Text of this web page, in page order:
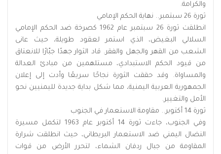
والكرامة.
ثورة 26 سبتمبر.. نهاية الحكم الإمامي
انطلقت ثورة 26 سبتمبر عام 1962 كصرخة ضد الحكم الإمامي
السلالي البغيض، الذي استمر لعقود طويلة، حيث عانى
الشعب من القهر والجهل والفقر. قاد الثوار جهدًا جبّارًا للانعتاق
من قيود الحكم الاستبدادي، مستلهمين من مبادئ العدالة
والمساواة. وقد حققت الثورة نجاحًا سريعًا وأدت إلى إعلان
الجمهورية العربية اليمنية، مما شكل بداية جديدة لليمنيين نحو
الأمل والتغيير.
ثورة 14 أكتوبر.. مقاومة الاستعمار في الجنوب
وفي الجنوب، جاءت ثورة 14 أكتوبر عام 1963 لتكمل مسيرة
النضال اليمني ضد الاستعمار البريطاني، حيث انطلقت شرارة
المقاومة من جبال ردفان الشماء، لتحرر الأرض من قوات